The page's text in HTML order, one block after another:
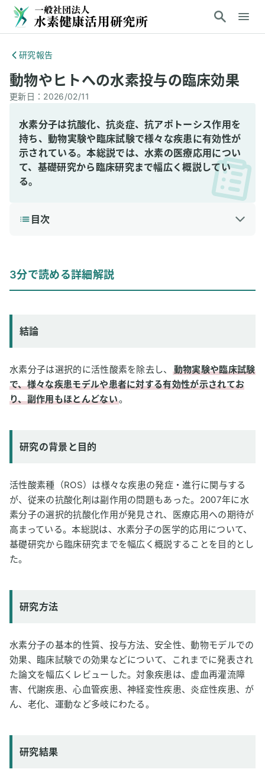
研究報告
動物やヒトへの水素投与の臨床効果
更新日： 2026/02/11
水素分子は抗酸化、抗炎症、抗アポトーシス作用を
持ち、動物実験や臨床試験で様々な疾患に有効性が
示されている。本総説では、水素の医療応用につい
て、基礎研究から臨床研究まで幅広く概説してい
る。
目次
3分で読める詳細解説
結論
水素分子は選択的に活性酸素を除去し、
動物実験や臨床試験
で、様々な疾患モデルや患者に対する有効性が示されてお
り、副作用もほとんどない。
研究の背景と目的
活性酸素種（ROS）は様々な疾患の発症・進行に関与する
が、従来の抗酸化剤は副作用の問題もあった。2007年に水
素分子の選択的抗酸化作用が発見され、医療応用への期待が
高まっている。本総説は、水素分子の医学的応用について、
基礎研究から臨床研究までを幅広く概説することを目的とし
た。
研究方法
水素分子の基本的性質、投与方法、安全性、動物モデルでの
効果、臨床試験での効果などについて、これまでに発表され
た論文を幅広くレビューした。対象疾患は、虚血再灌流障
害、代謝疾患、心血管疾患、神経変性疾患、炎症性疾患、が
ん、老化、運動など多岐にわたる。
研究結果